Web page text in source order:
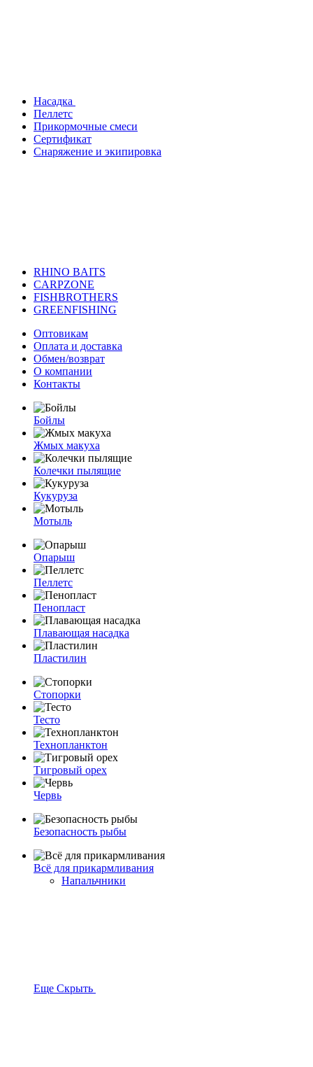
Насадка
Пеллетс
Прикормочные смеси
Сертификат
Снаряжение и экипировка
RHINO BAITS
CARPZONE
FISHBROTHERS
GREENFISHING
Оптовикам
Оплата и доставка
Обмен/возврат
О компании
Контакты
Бойлы
Жмых макуха
Колечки пылящие
Кукуруза
Мотыль
Опарыш
Пеллетс
Пенопласт
Плавающая насадка
Пластилин
Стопорки
Тесто
Технопланктон
Тигровый орех
Червь
Безопасность рыбы
Всё для прикармливания
Напальчники
Еще Скрыть